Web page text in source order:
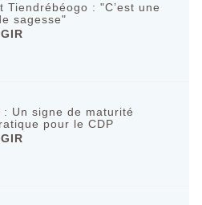
Tiendrébéogo : "C’est une
sagesse"
: Un signe de maturité
pour le CDP